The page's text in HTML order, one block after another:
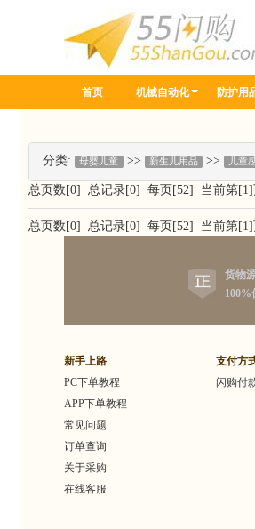
首页 机械自动化 防护用
分类: 母婴儿童 >> 新生儿用品 >> 儿童
总页数[0] 总记录[0] 每页[52] 当前第[1]
总页数[0] 总记录[0] 每页[52] 当前第[1]
货物
100%
新手上路
PC下单教程
APP下单教程
常见问题
订单查询
关于采购
在线客服
支付方
闪购付